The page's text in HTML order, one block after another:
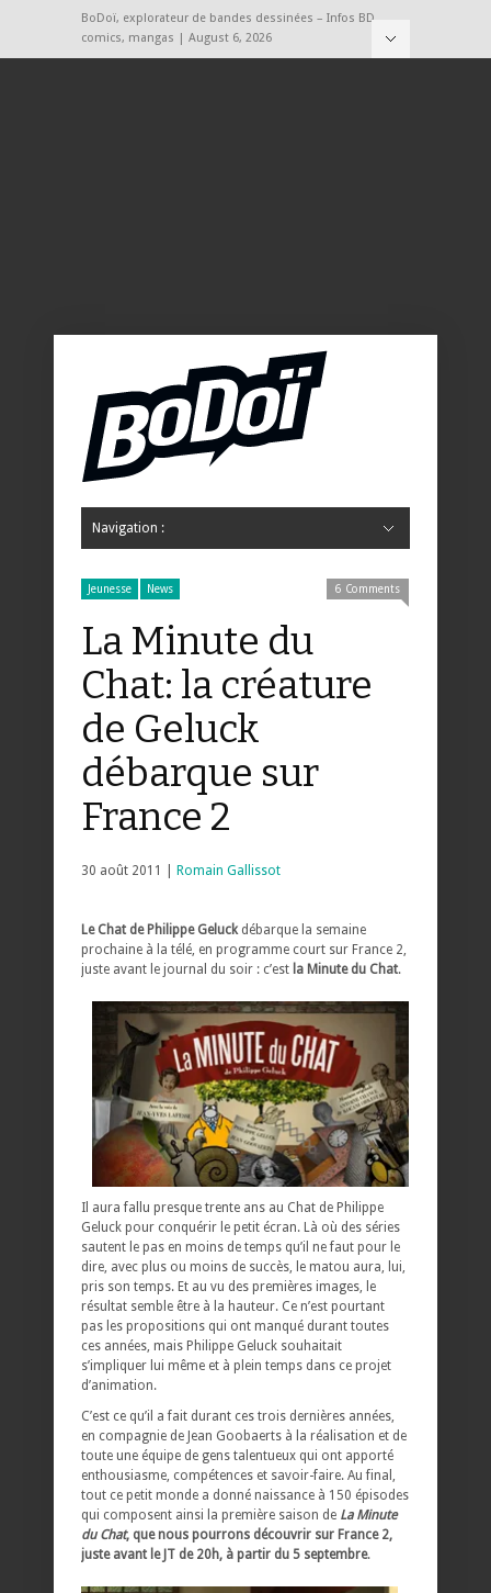
BoDoï, explorateur de bandes dessinées – Infos BD,
comics, mangas | August 6, 2026
Navigation :
Jeunesse News 6 Comments
La Minute du
Chat: la créature
de Geluck
débarque sur
France 2
30 août 2011 | Romain Gallissot
Le Chat de Philippe Geluck débarque la semaine
prochaine à la télé, en programme court sur France 2,
juste avant le journal du soir : c’est la Minute du Chat.
Il aura fallu presque trente ans au Chat de Philippe
Geluck pour conquérir le petit écran. Là où des séries
sautent le pas en moins de temps qu’il ne faut pour le
dire, avec plus ou moins de succès, le matou aura, lui,
pris son temps. Et au vu des premières images, le
résultat semble être à la hauteur. Ce n’est pourtant
pas les propositions qui ont manqué durant toutes
ces années, mais Philippe Geluck souhaitait
s’impliquer lui même et à plein temps dans ce projet
d’animation.
C’est ce qu’il a fait durant ces trois dernières années,
en compagnie de Jean Goobaerts à la réalisation et de
toute une équipe de gens talentueux qui ont apporté
enthousiasme, compétences et savoir-faire. Au final,
tout ce petit monde a donné naissance à 150 épisodes
qui composent ainsi la première saison de La Minute
du Chat, que nous pourrons découvrir sur France 2,
juste avant le JT de 20h, à partir du 5 septembre.